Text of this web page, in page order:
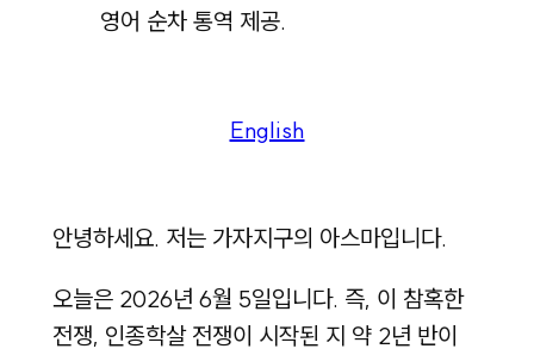
영어 순차 통역 제공.
English
안녕하세요. 저는 가자지구의 아스마입니다.
오늘은 2026년 6월 5일입니다. 즉, 이 참혹한
전쟁, 인종학살 전쟁이 시작된 지 약 2년 반이